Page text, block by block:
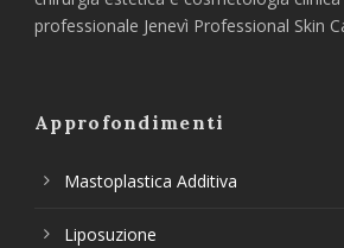
professionale Jenevì Professional Skin
Approfondimenti
Mastoplastica Additiva
Liposuzione